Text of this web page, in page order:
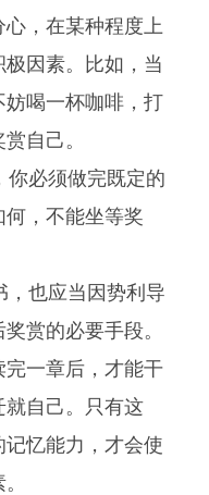
，在某种程度上
因素。比如，当
喝一杯咖啡，打
自己。
必须做完既定的
，不能坐等奖
也应当因势利导
赏的必要手段。
一章后，才能干
就自己。只有这
忆能力，才会使